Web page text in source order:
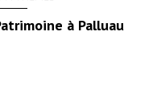
à Palluau